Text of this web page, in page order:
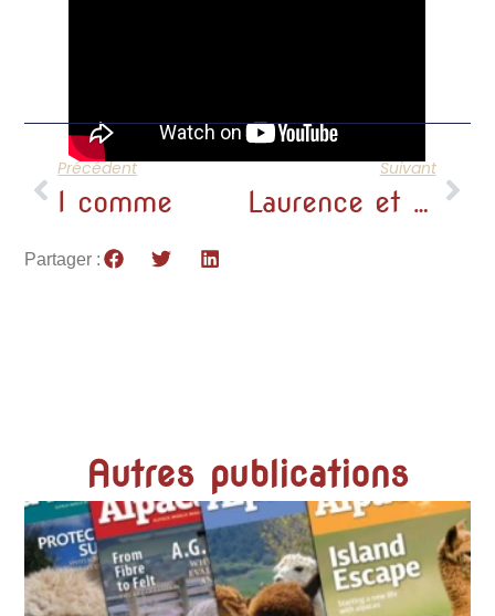
Précédent
I comme
Suivant
Laurence et Eric, éleveurs d’alpagas depuis 2011
Partager :
Autres publications